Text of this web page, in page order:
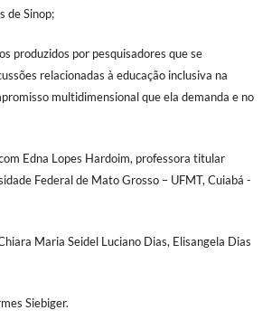
de Sinop;
produzidos por pesquisadores que se
relacionadas à educação inclusiva na
multidimensional que ela demanda e no
Edna Lopes Hardoim, professora titular
Federal de Mato Grosso – UFMT, Cuiabá -
Maria Seidel Luciano Dias, Elisangela Dias
Siebiger.